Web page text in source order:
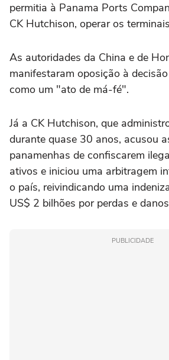
permitia à Panama Ports
CK Hutchison, operar os
As autoridades da China e de
manifestaram oposição à
como um "ato de má-fé".
Já a CK Hutchison, que
durante quase 30 anos, acusou
panamenhas de confiscarem
ativos e iniciou uma arbitragem
o país, reivindicando uma
US$ 2 bilhões por perdas e
PUBLICIDADE